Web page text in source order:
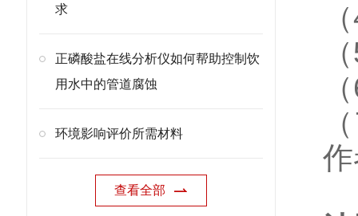
求
正磷酸盐在线分析仪如何帮助控制饮
用水中的管道腐蚀
环境影响评价所需材料
查看全部